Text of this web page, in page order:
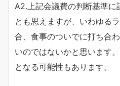
A2.上記会議費の判断基準に
とも思えますが、いわゆる
合、食事のついでに打ち合
いのではないかと思います
となる可能性もあります。